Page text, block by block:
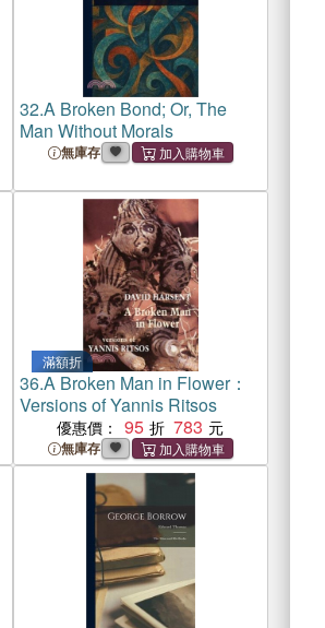
32.A Broken Bond; Or, The
Man Without Morals
無庫存
滿額折
36.A Broken Man in Flower：
Versions of Yannis Ritsos
優惠價： 95 783
無庫存